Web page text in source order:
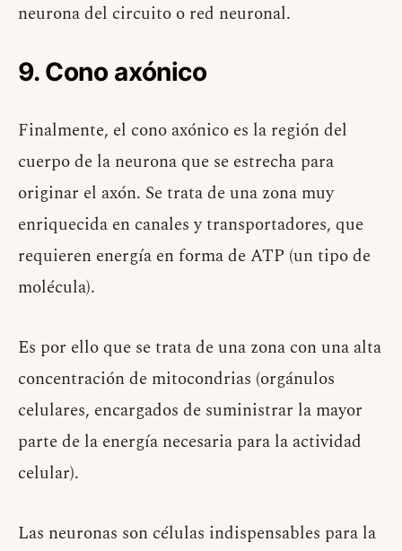
neurona del circuito o red neuronal.
9. Cono axónico
Finalmente, el cono axónico es la región del
cuerpo de la neurona que se estrecha para
originar el axón. Se trata de una zona muy
enriquecida en canales y transportadores, que
requieren energía en forma de ATP (un tipo de
molécula).
Es por ello que se trata de una zona con una alta
concentración de mitocondrias (orgánulos
celulares, encargados de suministrar la mayor
parte de la energía necesaria para la actividad
celular).
Las neuronas son células indispensables para la